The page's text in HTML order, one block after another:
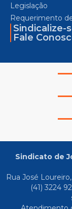
Legislação
Requerimento
Sindicalize-
Fale
Sindicato de
Rua José
(41) 3224